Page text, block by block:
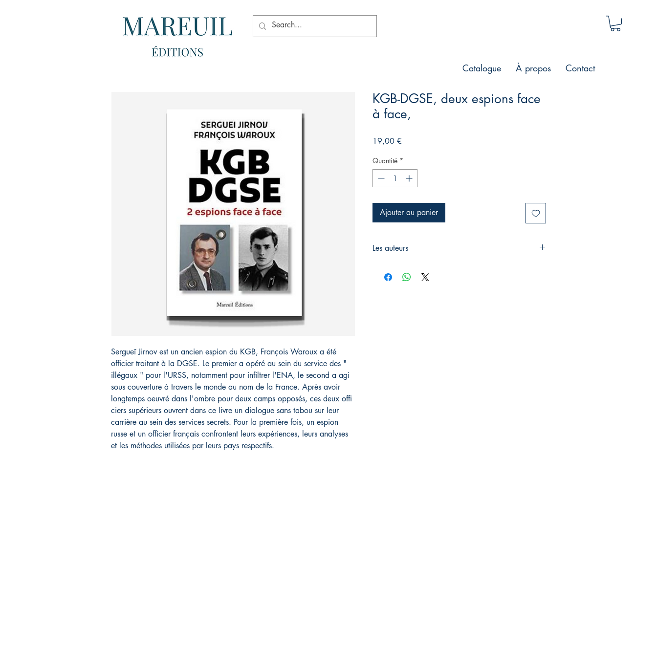
Catalogue À propos Contact
Sergueï Jirnov est un ancien espion du KGB, François Waroux a été
officier traitant à la DGSE. Le premier a opéré au sein du service des "
illégaux " pour l'URSS, notamment pour infiltrer l'ENA, le second a agi
sous couverture à travers le monde au nom de la France. Après avoir
longtemps oeuvré dans l'ombre pour deux camps opposés, ces deux offi
ciers supérieurs ouvrent dans ce livre un dialogue sans tabou sur leur
carrière au sein des services secrets. Pour la première fois, un espion
russe et un officier français confrontent leurs expériences, leurs analyses
et les méthodes utilisées par leurs pays respectifs.
KGB-DGSE, deux espions face
à face,
19,00 €
Quantité *
Ajouter au panier
Les auteurs
Waroux a été officier traitant à la DGSE.